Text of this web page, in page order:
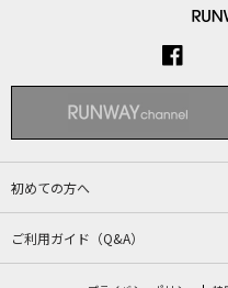
初めての方へ
ご利用ガイド（Q&A）